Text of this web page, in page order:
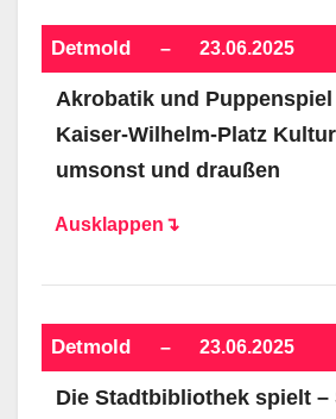
Detmold – 23.06.2025
Akrobatik und Puppenspiel
Kaiser-Wilhelm-Platz
umsonst und draußen
Ausklappen↴
Detmold – 23.06.2025
Die Stadtbibliothek spielt –